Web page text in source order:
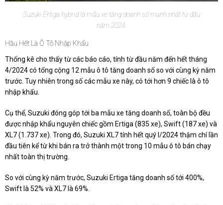
Suzuki Ertiga hybrid là mẫu xe tăng doanh số mạnh nhất từ đầu
năm 2024.
Hầu Hết Là Ô Tô Nhập Khẩu
Thống kê cho thấy từ các báo cáo, tính từ đầu năm đến hết tháng
4/2024 có tổng cộng 12 mẫu ô tô tăng doanh số so với cùng kỳ năm
trước. Tuy nhiên trong số các mẫu xe này, có tới hơn 9 chiếc là ô tô
nhập khẩu.
Cụ thể, Suzuki đóng góp tới ba mẫu xe tăng doanh số, toàn bộ đều
được nhập khẩu nguyên chiếc gồm Ertiga (835 xe), Swift (187 xe) và
XL7 (1.737 xe). Trong đó, Suzuki XL7 tính hết quý I/2024 thậm chí lần
đầu tiên kể từ khi bán ra trở thành một trong 10 mẫu ô tô bán chạy
nhất toàn thị trường.
So với cùng kỳ năm trước, Suzuki Ertiga tăng doanh số tới 400%,
Swift là 52% và XL7 là 69%.